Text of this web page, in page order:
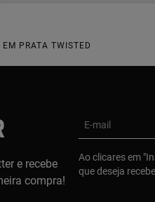
PRATA TWISTED
e recebe
compra!
E-mail
Ao clicares em
que deseja